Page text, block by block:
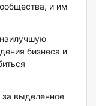
и им
бизнеса и
выделенное